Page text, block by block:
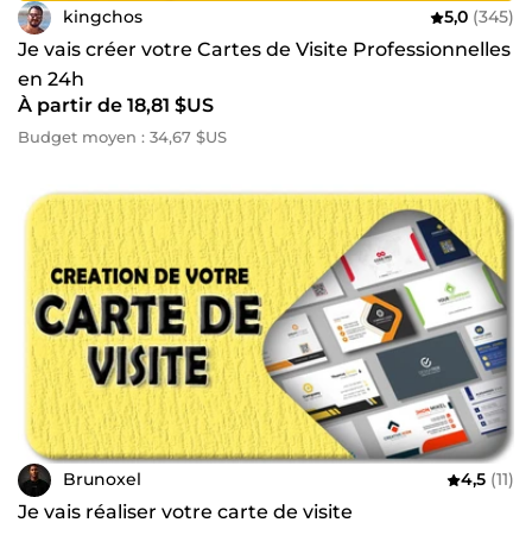
kingchos 5,0 (345)
Je vais créer votre Cartes de Visite Professionnelles
en 24h
À partir de 18,81 $US
Budget moyen : 34,67 $US
Brunoxel 4,5 (11)
Je vais réaliser votre carte de visite